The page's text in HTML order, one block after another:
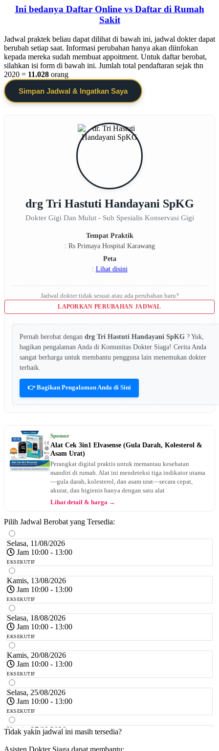
Ini bedanya Daftar Online vs Daftar di Rumah
Sakit
Jadwal praktek beliau dapat dilihat di bawah ini, jadwal dokter dapat
berubah setiap saat. Informasi perubahan hanya akan diinfokan
kepada mereka sudah membuat appoitment. Untuk daftar berobat,
silahkan isi form di bawah ini. Jumlah total pendaftaran sejak thn
2020 = 11.028 orang
Simpan Jadwal & Ingatkan Saya
drg Tri Hastuti Handayani SpKG
Dokter Gigi Dan Mulut - Sub Spesialis Konservasi Gigi
Tempat Praktik
: Rs Primaya Hospital Karawang
Peta
: Lihat disini
Jadwal dokter tidak sesuai atau ada perubahan baru?
LAPORKAN PERUBAHAN JADWAL
Pernah berobat dengan drg Tri Hastuti Handayani SpKG ? Yuk,
bagikan pengalaman Anda di Komunitas Dokter Siaga! Cerita Anda
sangat berharga untuk membantu pengguna lain menemukan dokter
terbaik.
👉 Bagikan Pengalaman Anda di Sini
Sponsor
Alat Cek 3in1 Elvasense (Gula Darah, Kolesterol &
Asam Urat)
Perangkat digital praktis untuk memantau kesehatan
mandiri di rumah. Alat ini mendeteksi tiga indikator utama
—gula darah, kolesterol, dan asam urat—secara cepat,
akurat, dan higienis hanya dengan satu alat
Lihat detail & harga →
Pilih Jadwal Berobat yang Tersedia:
Selasa, 11/08/2026
Jam 10:00 - 13:00
EKSEKUTIF
Kamis, 13/08/2026
Jam 10:00 - 13:00
EKSEKUTIF
Selasa, 18/08/2026
Jam 10:00 - 13:00
EKSEKUTIF
Kamis, 20/08/2026
Jam 10:00 - 13:00
EKSEKUTIF
Selasa, 25/08/2026
Jam 10:00 - 13:00
EKSEKUTIF
Kamis, 27/08/2026
Jam 10:00 - 13:00
EKSEKUTIF
Tidak yakin jadwal ini masih tersedia?
Asisten Dokter Siaga dapat membantu: